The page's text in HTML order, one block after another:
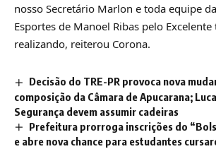
nosso Secretário Marlon e toda equipe
Esportes de Manoel Ribas pelo
realizando, reiterou Corona.
Decisão do TRE-PR provoca nova
composição da Câmara de Apucarana;
Segurança devem assumir cadeiras
Prefeitura prorroga inscrições do
e abre nova chance para estudantes